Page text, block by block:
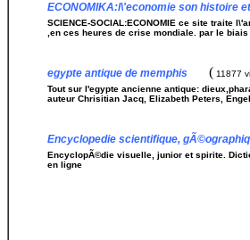
ECONOMIKA:l\'economie son histoire
SCIENCE-SOCIAL:ECONOMIE ce site traite
,en ces heures de crise mondiale. par le
egypte antique de memphis ( 11877
Tout sur l'egypte ancienne antique:
auteur Chrisitian Jacq, Elizabeth Peters,
Encyclopedie scientifique,
EncyclopÃ©die visuelle, junior et spirite.
en ligne